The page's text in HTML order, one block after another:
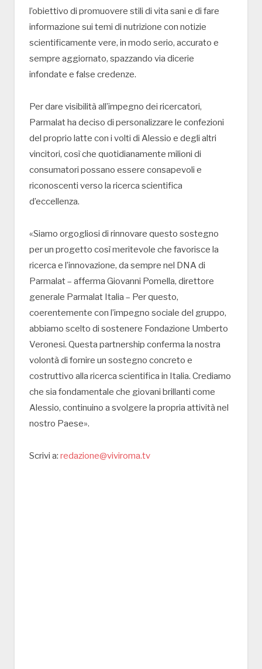
l’obiettivo di promuovere stili di vita sani e di fare
informazione sui temi di nutrizione con notizie
scientificamente vere, in modo serio, accurato e
sempre aggiornato, spazzando via dicerie
infondate e false credenze.
Per dare visibilità all’impegno dei ricercatori,
Parmalat ha deciso di personalizzare le confezioni
del proprio latte con i volti di Alessio e degli altri
vincitori, così che quotidianamente milioni di
consumatori possano essere consapevoli e
riconoscenti verso la ricerca scientifica
d’eccellenza.
«Siamo orgogliosi di rinnovare questo sostegno
per un progetto così meritevole che favorisce la
ricerca e l’innovazione, da sempre nel DNA di
Parmalat – afferma Giovanni Pomella, direttore
generale Parmalat Italia – Per questo,
coerentemente con l’impegno sociale del gruppo,
abbiamo scelto di sostenere Fondazione Umberto
Veronesi. Questa partnership conferma la nostra
volontà di fornire un sostegno concreto e
costruttivo alla ricerca scientifica in Italia. Crediamo
che sia fondamentale che giovani brillanti come
Alessio, continuino a svolgere la propria attività nel
nostro Paese».
Scrivi a: redazione@viviroma.tv